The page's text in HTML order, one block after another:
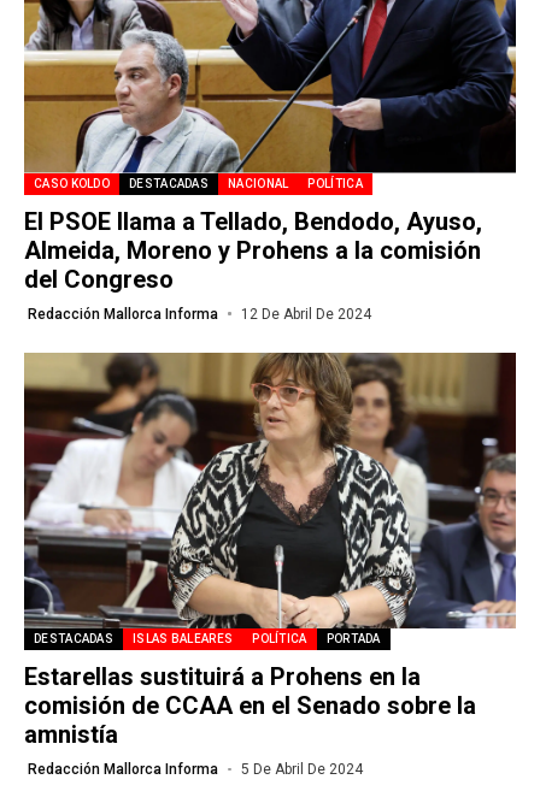
CASO KOLDO DESTACADAS NACIONAL POLÍTICA
El PSOE llama a Tellado, Bendodo, Ayuso,
Almeida, Moreno y Prohens a la comisión
del Congreso
Redacción Mallorca Informa 12 De Abril De 2024
DESTACADAS ISLAS BALEARES POLÍTICA PORTADA
Estarellas sustituirá a Prohens en la
comisión de CCAA en el Senado sobre la
amnistía
Redacción Mallorca Informa 5 De Abril De 2024